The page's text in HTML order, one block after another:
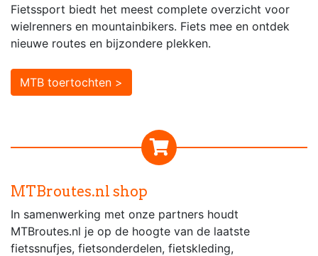
Fietssport biedt het meest complete overzicht voor
wielrenners en mountainbikers. Fiets mee en ontdek
nieuwe routes en bijzondere plekken.
MTB toertochten >
MTBroutes.nl shop
In samenwerking met onze partners houdt
MTBroutes.nl je op de hoogte van de laatste
fietssnufjes, fietsonderdelen, fietskleding,